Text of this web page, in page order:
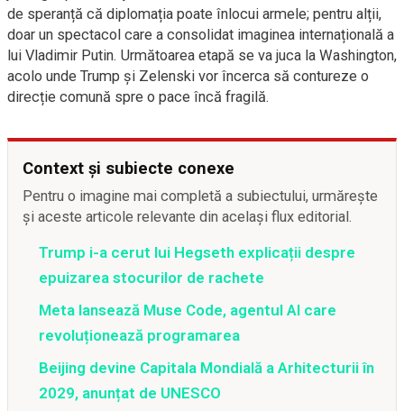
de speranță că diplomația poate înlocui armele; pentru alții,
doar un spectacol care a consolidat imaginea internațională a
lui Vladimir Putin. Următoarea etapă se va juca la Washington,
acolo unde Trump și Zelenski vor încerca să contureze o
direcție comună spre o pace încă fragilă.
Context și subiecte conexe
Pentru o imagine mai completă a subiectului, urmărește
și aceste articole relevante din același flux editorial.
Trump i-a cerut lui Hegseth explicații despre
epuizarea stocurilor de rachete
Meta lansează Muse Code, agentul AI care
revoluționează programarea
Beijing devine Capitala Mondială a Arhitecturii în
2029, anunțat de UNESCO